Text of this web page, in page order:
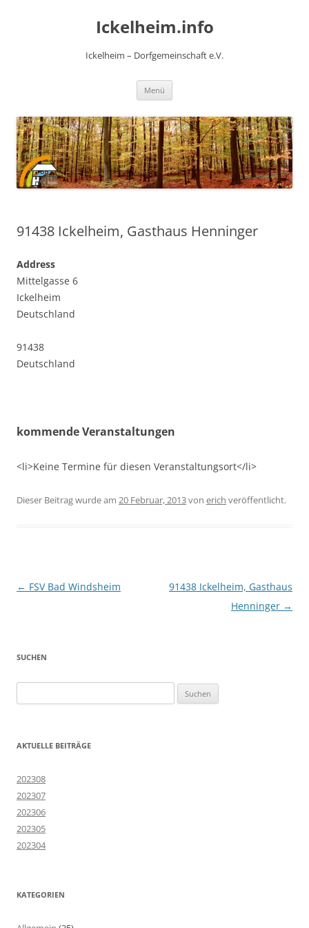
Ickelheim.info
Ickelheim – Dorfgemeinschaft e.V.
Menü
91438 Ickelheim, Gasthaus Henninger
Address
Mittelgasse 6
Ickelheim
Deutschland
91438
Deutschland
kommende Veranstaltungen
<li>Keine Termine für diesen Veranstaltungsort</li>
Dieser Beitrag wurde am 20 Februar, 2013von erich veröffentlicht.
Beitragsnavigation
← FSV Bad Windsheim
91438 Ickelheim, Gasthaus
Henninger →
SUCHEN
nach:
AKTUELLE BEITRÄGE
202308
202307
202306
202305
202304
KATEGORIEN